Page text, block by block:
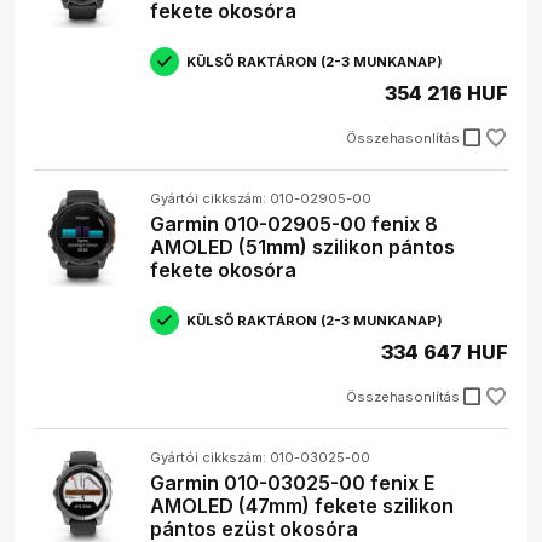
Azoknak, akik szeretnék nyomon követni a napi
aktivitásukat (lépésszám, megtett távolság, elégetett
kalória).
Sportolóknak, akik szeretnék optimalizálni az
edzéseiket (pulzusmérés, GPS, sport módok).
Egészségtudatos vásárlóknak, akik szeretnék
figyelni az egészségükre (alvásmonitorozás,
véroxigénszint-mérés).
Technológia iránt érdeklődőknek, akik szeretnék
kihasználni az okos funkciókat (értesítések,
Azoknak, akik egy stílusos és hasznos kiegészítőt
Gyakori kérdések
Mire jó egy okosóra?
Az okosóra számos funkciót kínál, például
fekete okosóra
KÜLSŐ RAKTÁRON (2-3 MUNKANAP)
Összehasonlítás check_box_outline_blank
354 216 HUF
Gyártói cikkszám: 010-02905-00
Garmin 010-02905-00 fenix 8
AMOLED (51mm) szilikon pántos
fekete okosóra
KÜLSŐ RAKTÁRON (2-3 MUNKANAP)
Összehasonlítás check_box_outline_blank
334 647 HUF
Gyártói cikkszám: 010-03025-00
Garmin 010-03025-00 fenix E
AMOLED (47mm) fekete szilikon
pántos ezüst okosóra